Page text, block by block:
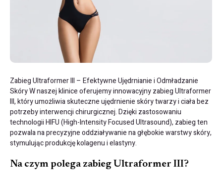
Zabieg Ultraformer III – Efektywne Ujędrnianie i Odmładzanie
Skóry W naszej klinice oferujemy innowacyjny zabieg Ultraformer
III, który umożliwia skuteczne ujędrnienie skóry twarzy i ciała bez
potrzeby interwencji chirurgicznej. Dzięki zastosowaniu
technologii HIFU (High-Intensity Focused Ultrasound), zabieg ten
pozwala na precyzyjne oddziaływanie na głębokie warstwy skóry,
stymulując produkcję kolagenu i elastyny.
Na czym polega zabieg Ultraformer III?